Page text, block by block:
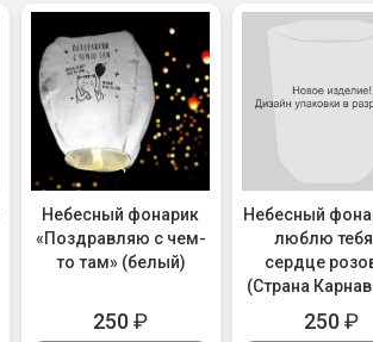
Небесный фонарик
«Поздравляю с чем-
то там» (белый)
250₽
Небесный
люблю
сердце
(Страна
250₽